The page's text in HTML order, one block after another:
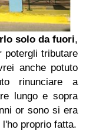
solo da fuori,
potergli tributare
anche potuto
rinunciare a
lungo e sopra
or sono si era
proprio fatta.